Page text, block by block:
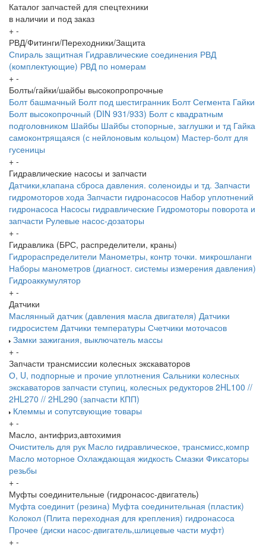
Каталог запчастей для спецтехники
в наличии и под заказ
+ -
РВД/Фитинги/Переходники/Защита
Спираль защитная Гидравлические соединения РВД
(комплектующие) РВД по номерам
+ -
Болты/гайки/шайбы высокопропрочные
Болт башмачный Болт под шестигранник Болт Сегмента Гайки
Болт высокопрочный (DIN 931/933) Болт с квадратным
подголовником Шайбы Шайбы стопорные, заглушки и тд Гайка
самоконтрящаяся (с нейлоновым кольцом) Мастер-болт для
гусеницы
+ -
Гидравлические насосы и запчасти
Датчики,клапана сброса давления. соленоиды и тд. Запчасти
гидромоторов хода Запчасти гидронасосов Набор уплотнений
гидронасоса Насосы гидравлические Гидромоторы поворота и
запчасти Рулевые насос-дозаторы
+ -
Гидравлика (БРС, распределители, краны)
Гидрораспределители Манометры, контр точки. микрошланги
Наборы манометров (диагност. системы измерения давления)
Гидроаккумулятор
+ -
Датчики
Маслянный датчик (давления масла двигателя) Датчики
гидросистем Датчики температуры Счетчики моточасов
Замки зажигания, выключатель массы
+ -
Запчасти трансмиссии колесных экскаваторов
О, U, подпорные и прочие уплотнения Сальники колесных
экскаваторов запчасти ступиц, колесных редукторов 2HL100 //
2HL270 // 2HL290 (запчасти КПП)
Клеммы и сопутсвующие товары
+ -
Масло, антифриз,автохимия
Очиститель для рук Масло гидравлическое, трансмисс,компр
Масло моторное Охлаждающая жидкость Смазки Фиксаторы
резьбы
+ -
Муфты соединительные (гидронасос-двигатель)
Муфта соединит (резина) Муфта соединительная (пластик)
Колокол (Плита переходная для крепления) гидронасоса
Прочее (диски насос-двигатель,шлицевые части муфт)
+ -